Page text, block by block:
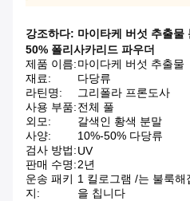
강조하다: 마이타케 버섯 추출물
50% 폴리사카리드 파우더
제품 이름:마이다케 버섯 추출물
재료:
다당류
라틴명:
그리폴라 프론도사
사용 부품:전체 풀
외모:
갈색인 황색 분말
사양:
10%-50% 다당류
검사 방법:UV
판매 수명:2년
운송 패키
지:
1 킬로그램 /는 불룩
을 칩니다